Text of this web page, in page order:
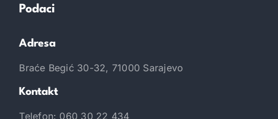
Podaci
Adresa
Braće Begić 30-32, 71000 Sarajevo
Kontakt
Telefon: 060 30 22 434